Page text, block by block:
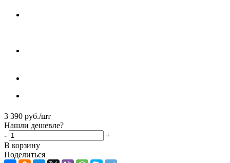
3 390 руб./шт
Нашли дешевле?
-
+
В корзину
Поделиться